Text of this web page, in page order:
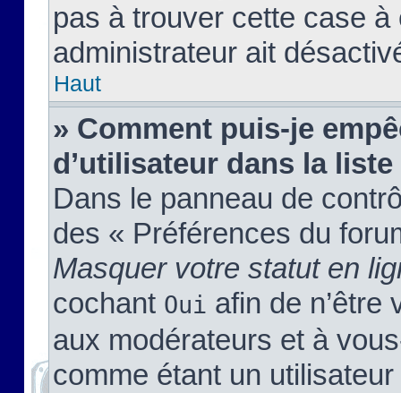
pas à trouver cette case à
administrateur ait
Haut
» Comment puis-je
d’utilisateur dans la
Dans le panneau de
des « Préférences du
Masquer votre statut en
cochant Oui afin de n’être
aux modérateurs et à
comme étant un